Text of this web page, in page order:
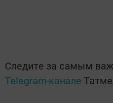
Следите за самым
Telegram-канале